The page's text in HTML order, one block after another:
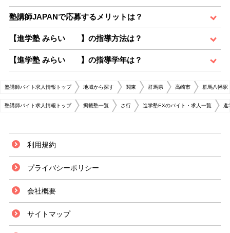
塾講師JAPANで応募するメリットは？
【進学塾 みらい 】の指導方法は？
【進学塾 みらい 】の指導学年は？
塾講師バイト求人情報トップ 地域から探す 関東 群馬県 高崎市 群馬八幡駅
塾講師バイト求人情報トップ 掲載塾一覧 さ行 進学塾EXのバイト・求人一覧 進
利用規約
プライバシーポリシー
会社概要
サイトマップ